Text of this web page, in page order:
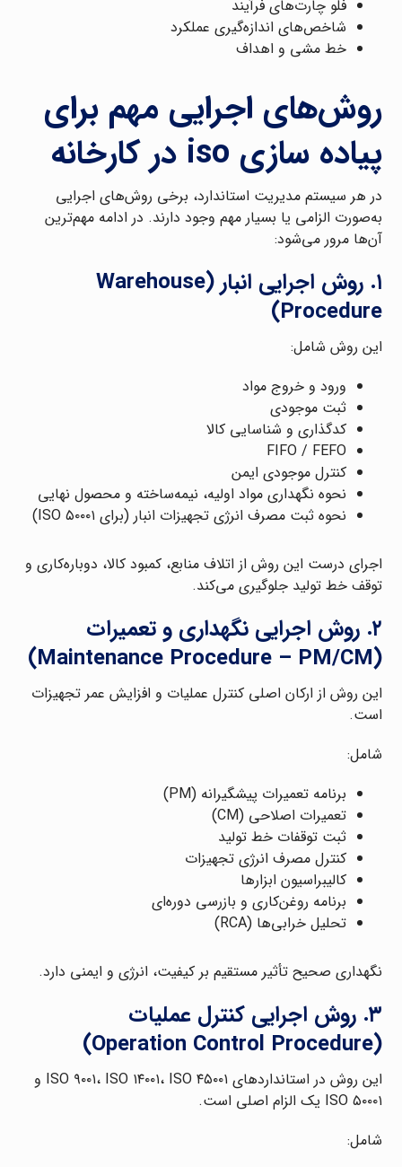
فلو چارت‌های فرآیند
شاخص‌های اندازه‌گیری عملکرد
خط مشی و اهداف
روش‌های اجرایی مهم برای
پیاده سازی iso در کارخانه
در هر سیستم مدیریت استاندارد، برخی روش‌های اجرایی
به‌صورت الزامی یا بسیار مهم وجود دارند. در ادامه مهم‌ترین
آن‌ها مرور می‌شود:
۱. روش اجرایی انبار (Warehouse
Procedure)
این روش شامل:
ورود و خروج مواد
ثبت موجودی
کدگذاری و شناسایی کالا
FIFO / FEFO
کنترل موجودی ایمن
نحوه نگهداری مواد اولیه، نیمه‌ساخته و محصول نهایی
نحوه ثبت مصرف انرژی تجهیزات انبار (برای ISO ۵۰۰۰۱)
اجرای درست این روش از اتلاف منابع، کمبود کالا، دوباره‌کاری و
توقف خط تولید جلوگیری می‌کند.
۲. روش اجرایی نگهداری و تعمیرات
(Maintenance Procedure – PM/CM)
این روش از ارکان اصلی کنترل عملیات و افزایش عمر تجهیزات
است.
شامل:
برنامه تعمیرات پیشگیرانه (PM)
تعمیرات اصلاحی (CM)
ثبت توقفات خط تولید
کنترل مصرف انرژی تجهیزات
کالیبراسیون ابزارها
برنامه روغن‌کاری و بازرسی دوره‌ای
تحلیل خرابی‌ها (RCA)
نگهداری صحیح تأثیر مستقیم بر کیفیت، انرژی و ایمنی دارد.
۳. روش اجرایی کنترل عملیات
(Operation Control Procedure)
این روش در استانداردهای ISO ۹۰۰۱، ISO ۱۴۰۰۱، ISO ۴۵۰۰۱ و
ISO ۵۰۰۰۱ یک الزام اصلی است.
شامل: